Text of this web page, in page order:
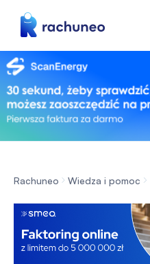
Rachuneo Wiedza i pomoc